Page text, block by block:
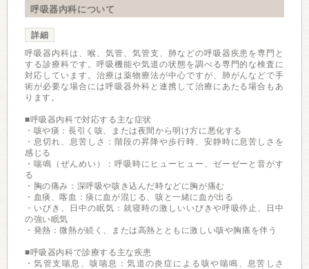
呼吸器内科について
詳細
呼吸器内科は、喉、気管、気管支、肺などの呼吸器疾患を専門と
する診療科です。呼吸機能や気道の状態を調べる専門的な検査に
対応しています。治療は薬物療法が中心ですが、肺がんなどで手
術が必要な場合には呼吸器外科と連携して治療にあたる場合もあ
ります。
■呼吸器内科で対応する主な症状
・咳や痰：長引く咳、または夜間から明け方に悪化する
・息切れ、息苦しさ：階段の昇降や歩行時、安静時に息苦しさを
感じる
・喘鳴（ぜんめい）：呼吸時にヒューヒュー、ゼーゼーと音がす
る
・胸の痛み：深呼吸や咳き込んだ時などに胸が痛む
・血痰、喀血：痰に血が混じる、咳と一緒に血が出る
・いびき、日中の眠気：就寝時の激しいいびきや呼吸停止、日中
の強い眠気
・発熱：微熱が続く、または高熱とともに激しい咳や胸痛を伴う
■呼吸器内科で診療する主な疾患
・気管支喘息、咳喘息：気道の炎症による咳や喘鳴、息苦しさ